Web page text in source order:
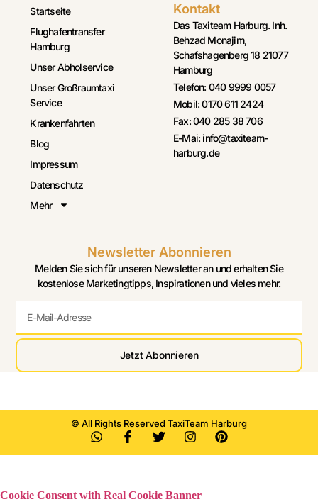
Startseite
Flughafentransfer
Hamburg
Unser Abholservice
Unser Großraumtaxi
Service
Krankenfahrten
Blog
Impressum
Datenschutz
Mehr
Kontakt
Das Taxiteam Harburg. Inh.
Behzad Monajim,
Schafshagenberg 18 21077
Hamburg
Telefon: 040 9999 0057
Mobil: 0170 611 2424
Fax: 040 285 38 706
E-Mai: info@taxiteam-
harburg.de
Newsletter Abonnieren
Melden Sie sich für unseren Newsletter an und erhalten Sie
kostenlose Marketingtipps, Inspirationen und vieles mehr.
Jetzt Abonnieren
© All Rights Reserved TaxiTeam Harburg
Cookie Consent with Real Cookie Banner